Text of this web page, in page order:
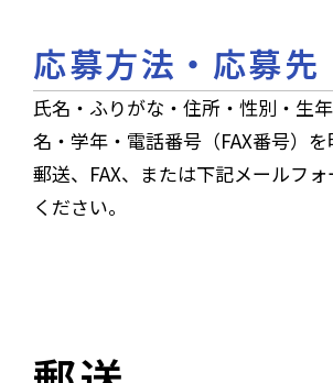
応募方法・応募先
氏名・ふりがな・住所・性別・生
名・学年・電話番号（FAX番号）を
郵送、FAX、または下記メールフ
ください。